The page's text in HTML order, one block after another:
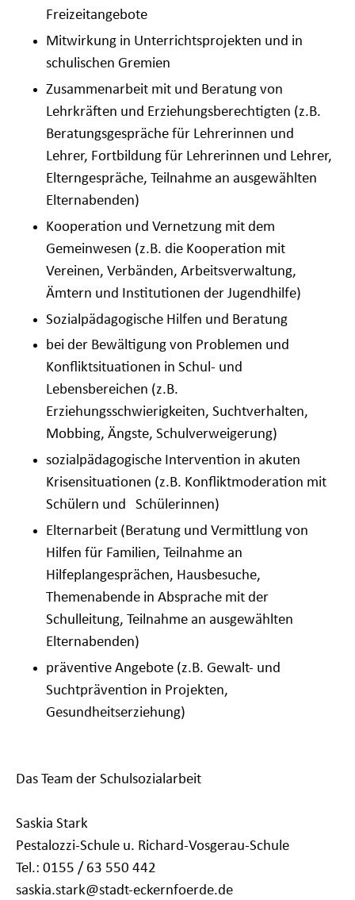
Freizeitangebote
Mitwirkung in Unterrichtsprojekten und in
schulischen Gremien
Zusammenarbeit mit und Beratung von
Lehrkräften und Erziehungsberechtigten (z.B.
Beratungsgespräche für Lehrerinnen und
Lehrer, Fortbildung für Lehrerinnen und Lehrer,
Elterngespräche, Teilnahme an ausgewählten
Elternabenden)
Kooperation und Vernetzung mit dem
Gemeinwesen (z.B. die Kooperation mit
Vereinen, Verbänden, Arbeitsverwaltung,
Ämtern und Institutionen der Jugendhilfe)
Sozialpädagogische Hilfen und Beratung
bei der Bewältigung von Problemen und
Konfliktsituationen in Schul- und
Lebensbereichen (z.B.
Erziehungsschwierigkeiten, Suchtverhalten,
Mobbing, Ängste, Schulverweigerung)
sozialpädagogische Intervention in akuten
Krisensituationen (z.B. Konfliktmoderation mit
Schülern und Schülerinnen)
Elternarbeit (Beratung und Vermittlung von
Hilfen für Familien, Teilnahme an
Hilfeplangesprächen, Hausbesuche,
Themenabende in Absprache mit der
Schulleitung, Teilnahme an ausgewählten
Elternabenden)
präventive Angebote (z.B. Gewalt- und
Suchtprävention in Projekten,
Gesundheitserziehung)
Das Team der Schulsozialarbeit
Saskia Stark
Pestalozzi-Schule u. Richard-Vosgerau-Schule
Tel.: 0155 / 63 550 442
saskia.stark@stadt-eckernfoerde.de